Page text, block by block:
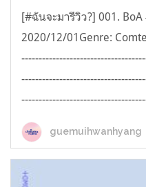
[#ฉันจะมารีวิว?] 001. BoA
2020/12/01Genre:
guemuihwanhyang